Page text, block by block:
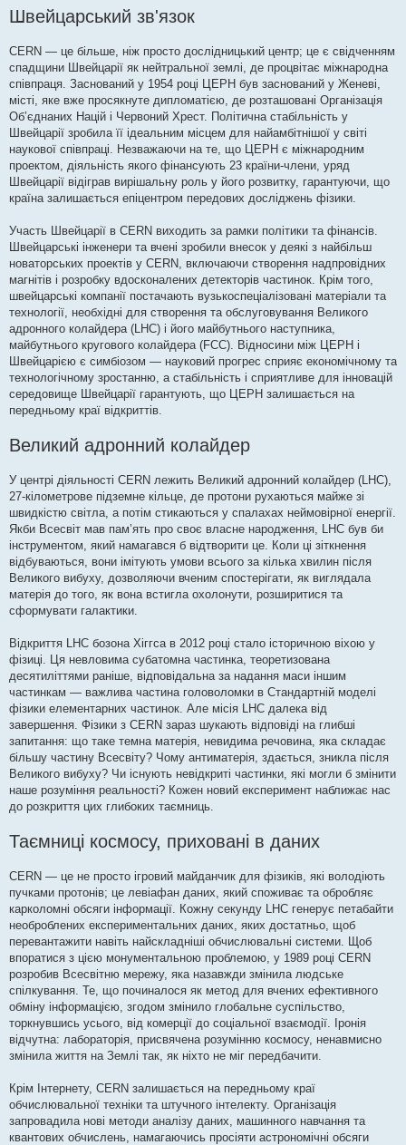
Швейцарський зв'язок
CERN — це більше, ніж просто дослідницький центр; це є свідченням
спадщини Швейцарії як нейтральної землі, де процвітає міжнародна
співпраця. Заснований у 1954 році ЦЕРН був заснований у Женеві,
місті, яке вже просякнуте дипломатією, де розташовані Організація
Об’єднаних Націй і Червоний Хрест. Політична стабільність у
Швейцарії зробила її ідеальним місцем для найамбітнішої у світі
наукової співпраці. Незважаючи на те, що ЦЕРН є міжнародним
проектом, діяльність якого фінансують 23 країни-члени, уряд
Швейцарії відіграв вирішальну роль у його розвитку, гарантуючи, що
країна залишається епіцентром передових досліджень фізики.
Участь Швейцарії в CERN виходить за рамки політики та фінансів.
Швейцарські інженери та вчені зробили внесок у деякі з найбільш
новаторських проектів у CERN, включаючи створення надпровідних
магнітів і розробку вдосконалених детекторів частинок. Крім того,
швейцарські компанії постачають вузькоспеціалізовані матеріали та
технології, необхідні для створення та обслуговування Великого
адронного колайдера (LHC) і його майбутнього наступника,
майбутнього кругового колайдера (FCC). Відносини між ЦЕРН і
Швейцарією є симбіозом — науковий прогрес сприяє економічному та
технологічному зростанню, а стабільність і сприятливе для інновацій
середовище Швейцарії гарантують, що ЦЕРН залишається на
передньому краї відкриттів.
Великий адронний колайдер
У центрі діяльності CERN лежить Великий адронний колайдер (LHC),
27-кілометрове підземне кільце, де протони рухаються майже зі
швидкістю світла, а потім стикаються у спалахах неймовірної енергії.
Якби Всесвіт мав пам’ять про своє власне народження, LHC був би
інструментом, який намагався б відтворити це. Коли ці зіткнення
відбуваються, вони імітують умови всього за кілька хвилин після
Великого вибуху, дозволяючи вченим спостерігати, як виглядала
матерія до того, як вона встигла охолонути, розширитися та
сформувати галактики.
Відкриття LHC бозона Хіггса в 2012 році стало історичною віхою у
фізиці. Ця невловима субатомна частинка, теоретизована
десятиліттями раніше, відповідальна за надання маси іншим
частинкам — важлива частина головоломки в Стандартній моделі
фізики елементарних частинок. Але місія LHC далека від
завершення. Фізики з CERN зараз шукають відповіді на глибші
запитання: що таке темна матерія, невидима речовина, яка складає
більшу частину Всесвіту? Чому антиматерія, здається, зникла після
Великого вибуху? Чи існують невідкриті частинки, які могли б змінити
наше розуміння реальності? Кожен новий експеримент наближає нас
до розкриття цих глибоких таємниць.
Таємниці космосу, приховані в даних
CERN — це не просто ігровий майданчик для фізиків, які володіють
пучками протонів; це левіафан даних, який споживає та обробляє
карколомні обсяги інформації. Кожну секунду LHC генерує петабайти
необроблених експериментальних даних, яких достатньо, щоб
перевантажити навіть найскладніші обчислювальні системи. Щоб
впоратися з цією монументальною проблемою, у 1989 році CERN
розробив Всесвітню мережу, яка назавжди змінила людське
спілкування. Те, що починалося як метод для вчених ефективного
обміну інформацією, згодом змінило глобальне суспільство,
торкнувшись усього, від комерції до соціальної взаємодії. Іронія
відчутна: лабораторія, присвячена розумінню космосу, ненавмисно
змінила життя на Землі так, як ніхто не міг передбачити.
Крім Інтернету, CERN залишається на передньому краї
обчислювальної техніки та штучного інтелекту. Організація
запровадила нові методи аналізу даних, машинного навчання та
квантових обчислень, намагаючись просіяти астрономічні обсяги